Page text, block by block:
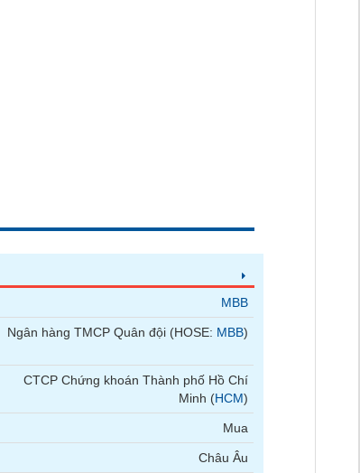
MBB
Ngân hàng TMCP Quân đội (HOSE: MBB)
CTCP Chứng khoán Thành phố Hồ Chí
Minh (HCM)
Mua
Châu Âu